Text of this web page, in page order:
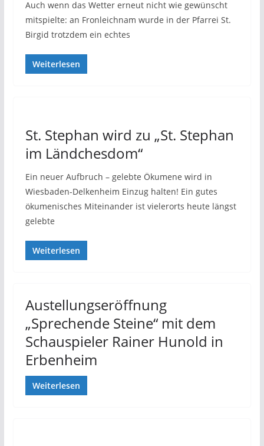
Auch wenn das Wetter erneut nicht wie gewünscht
mitspielte: an Fronleichnam wurde in der Pfarrei St.
Birgid trotzdem ein echtes
Weiterlesen
St. Stephan wird zu „St. Stephan
im Ländchesdom“
Ein neuer Aufbruch – gelebte Ökumene wird in
Wiesbaden-Delkenheim Einzug halten! Ein gutes
ökumenisches Miteinander ist vielerorts heute längst
gelebte
Weiterlesen
Austellungseröffnung
„Sprechende Steine“ mit dem
Schauspieler Rainer Hunold in
Erbenheim
Weiterlesen